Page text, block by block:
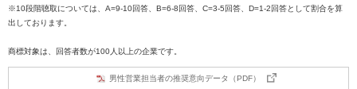
※10段階聴取については、A=9-10回答、B=6-8回答、C=3-5回答、D=1-2回答として割合を算
出しております。
商標対象は、回答者数が100人以上の企業です。
男性営業担当者の推奨意向データ（PDF）